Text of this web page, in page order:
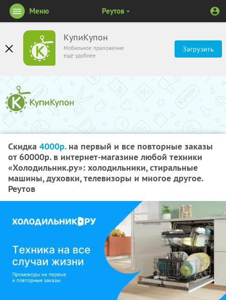
КупиКупон
Мобильное приложение
ещё удобнее
Загрузить
Меню Реутов
Скидка 4000р.на первый и все повторные заказы
от 60000р. в интернет-магазине любой техники
«Холодильник.ру»: холодильники, стиральные
машины, духовки, телевизоры и многое другое.
Реутов